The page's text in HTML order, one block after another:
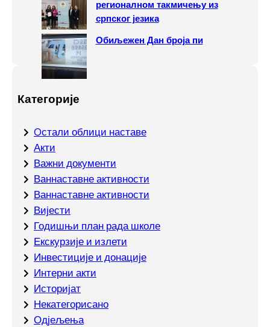
регионалном такмичењу из
српског језика
Обиљежен Дан броја пи
Категорије
Oстали облици наставе
Акти
Важни документи
Ваннаставне активности
Ваннаставне активности
Вијести
Годишњи план рада школе
Екскурзије и излети
Инвестиције и донације
Интерни акти
Историјат
Некатегорисано
Одјељења